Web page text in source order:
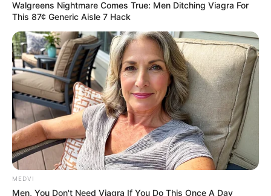
Walgreens Nightmare Comes True: Men Ditching Viagra For
This 87¢ Generic Aisle 7 Hack
MEDVI
Men, You Don't Need Viagra If You Do This Once A Day